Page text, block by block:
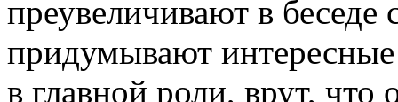
преувеличивают в
придумывают
в главной роли, врут, что